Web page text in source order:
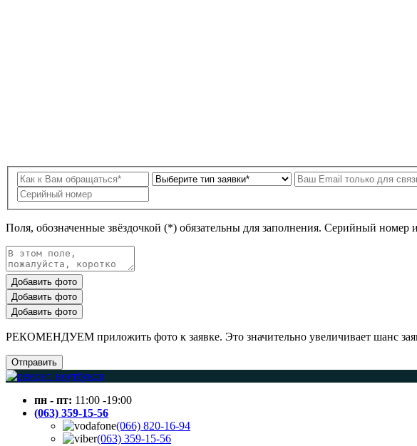
Поля, обозначенные звёздочкой (*) обязательны для заполнения. Серийный
Добавить фото
Добавить фото
Добавить фото
РЕКОМЕНДУЕМ приложить фото к заявке. Это значительно увеличивает шанс
Отправить
пн - пт: 11:00 -19:00
(063) 359-15-56
(066) 820-16-94
(063) 359-15-56